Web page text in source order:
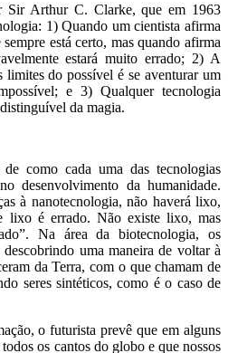
Sir Arthur C. Clarke, que em 1963
1) Quando um cientista afirma
está certo, mas quando afirma
estará muito errado; 2) A
limites do possível é se aventurar um
e 3) Qualquer tecnologia
da magia.
como cada uma das tecnologias
desenvolvimento da humanidade.
à nanotecnologia, não haverá lixo,
lixo é errado. Não existe lixo, mas
Na área da biotecnologia, os
uma maneira de voltar à
da Terra, com o que chamam de
seres sintéticos, como é o caso de
o futurista prevê que em alguns
os cantos do globo e que nossos